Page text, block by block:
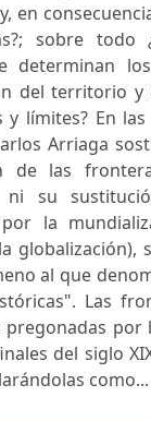
en
sobre todo
determinan
del territorio y
límites? En
Arriaga
de las
ni su
la
globalización),
al que
Las
pregonadas por
del siglo
como...